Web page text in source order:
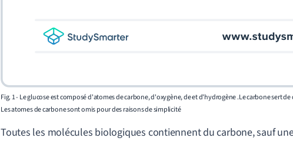
Fig. 1 - Leglucose est composé d'atomes decarbone, d'oxygène, deet d'hydrogène.Le carbone sert
Les atomes de carbone sont omis pour des raisons de simplicité
Toutes les molécules biologiques contiennent du carbone, sauf